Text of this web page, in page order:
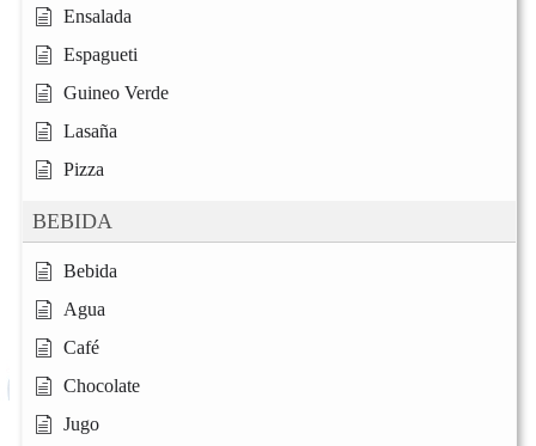
Ensalada
Espagueti
Guineo Verde
Lasaña
Pizza
BEBIDA
Bebida
Agua
Café
Chocolate
Jugo